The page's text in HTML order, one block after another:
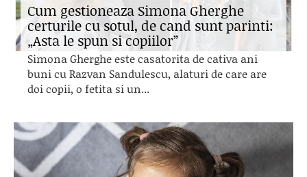
Cum gestioneaza Simona Gherghe
certurile cu sotul, de cand sunt parinti:
„Asta le spun si copiilor”
Simona Gherghe este casatorita de cativa ani
buni cu Razvan Sandulescu, alaturi de care are
doi copii, o fetita si un...